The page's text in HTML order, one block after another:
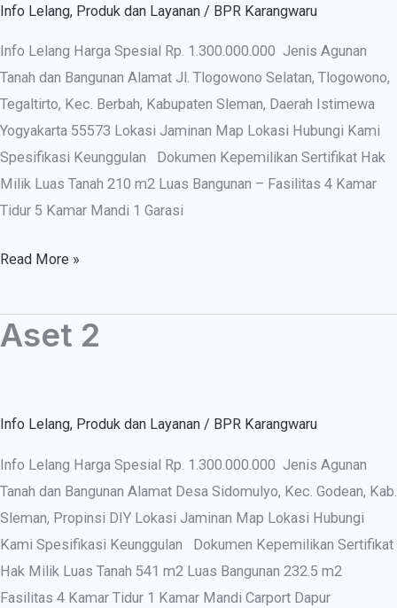
Info Lelang, Produk dan Layanan / BPR Karangwaru
Info Lelang Harga Spesial Rp. 1.300.000.000 Jenis Agunan
Tanah dan Bangunan Alamat Jl. Tlogowono Selatan, Tlogowono,
Tegaltirto, Kec. Berbah, Kabupaten Sleman, Daerah Istimewa
Yogyakarta 55573 Lokasi Jaminan Map Lokasi Hubungi Kami
Spesifikasi Keunggulan Dokumen Kepemilikan Sertifikat Hak
Milik Luas Tanah 210 m2 Luas Bangunan – Fasilitas 4 Kamar
Tidur 5 Kamar Mandi 1 Garasi
Read More »
Aset 2
Info Lelang, Produk dan Layanan / BPR Karangwaru
Info Lelang Harga Spesial Rp. 1.300.000.000 Jenis Agunan
Tanah dan Bangunan Alamat Desa Sidomulyo, Kec. Godean, Kab.
Sleman, Propinsi DIY Lokasi Jaminan Map Lokasi Hubungi
Kami Spesifikasi Keunggulan Dokumen Kepemilikan Sertifikat
Hak Milik Luas Tanah 541 m2 Luas Bangunan 232.5 m2
Fasilitas 4 Kamar Tidur 1 Kamar Mandi Carport Dapur
Aset